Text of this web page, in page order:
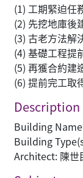
(1) 工期緊迫任
(2) 先挖地庫後
(3) 古老方法解
(4) 基礎工程提
(5) 再獲合約建
(6) 提前完工取
Description
Building
Building
Architect: 陳世